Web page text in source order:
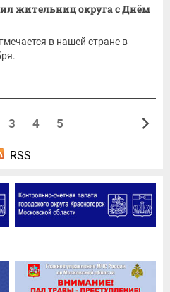
жительниц округа с Днём
в нашей стране в
3 4 5
RSS